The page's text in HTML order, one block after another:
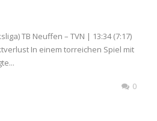
TB Neuffen – TVN | 13:34 (7:17)
In einem torreichen Spiel mit
0